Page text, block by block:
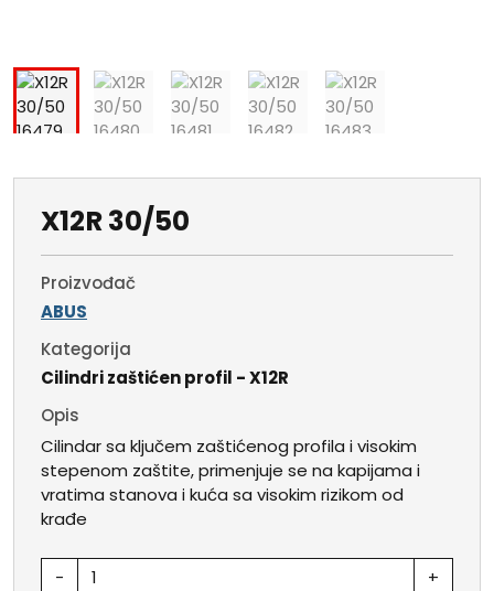
X12R 30/50
Proizvođač
ABUS
Kategorija
Cilindri zaštićen profil - X12R
Opis
Cilindar sa ključem zaštićenog profila i visokim
stepenom zaštite, primenjuje se na kapijama i
vratima stanova i kuća sa visokim rizikom od
krađe
- +